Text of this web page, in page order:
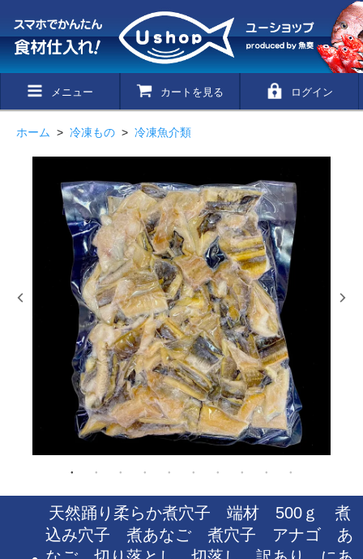
メニュー カートを見る ログイン
ホーム > 冷凍もの > 冷凍魚介類
天然踊り柔らか煮穴子 端材 500ｇ 煮
込み穴子 煮あなご 煮穴子 アナゴ あ